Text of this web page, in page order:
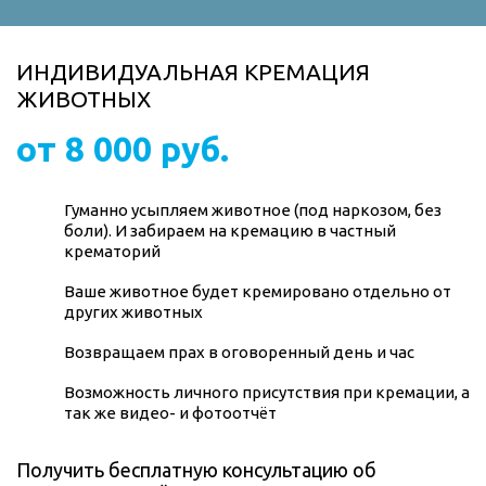
ИНДИВИДУАЛЬНАЯ КРЕМАЦИЯ
ЖИВОТНЫХ
от 8 000 руб.
Гуманно усыпляем животное (под наркозом, без
боли). И забираем на кремацию в частный
крематорий
Ваше животное будет кремировано отдельно от
других животных
Возвращаем прах в оговоренный день и час
Возможность личного присутствия при кремации, а
так же видео- и фотоотчёт
Получить бесплатную консультацию об